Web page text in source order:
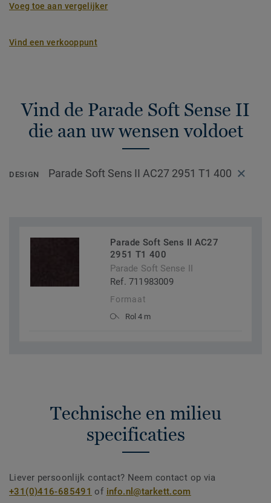
Voeg toe aan vergelijker
Vind een verkooppunt
Vind de Parade Soft Sense II
die aan uw wensen voldoet
DESIGN Parade Soft Sens II AC27 2951 T1 400
Parade Soft Sens II AC27
2951 T1 400
Parade Soft Sense II
Ref. 711983009
Formaat
Rol 4 m
Technische en milieu
specificaties
Liever persoonlijk contact? Neem contact op via
+31(0)416-685491 of info.nl@tarkett.com